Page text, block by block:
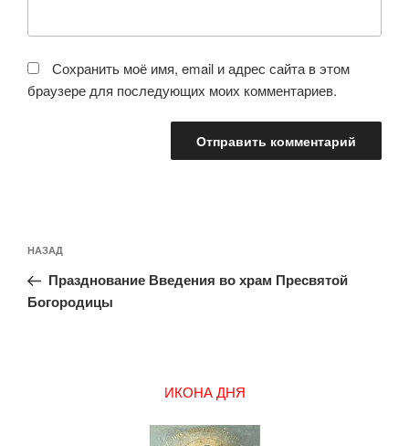
Сохранить моё имя, email и адрес сайта в этом
браузере для последующих моих комментариев.
по
записям
Предыдущая
запись:
НАЗАД
Празднование Введения во храм Пресвятой
Богородицы
ИКОНА ДНЯ